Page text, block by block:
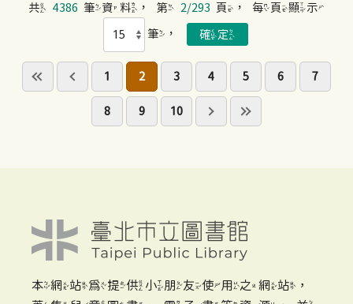
共 4386 筆資料，第 2/293 頁，每頁顯示
筆，
1 2 3 4 5 6 7
8 9 10
本網站為提供小朋友使用之網站，